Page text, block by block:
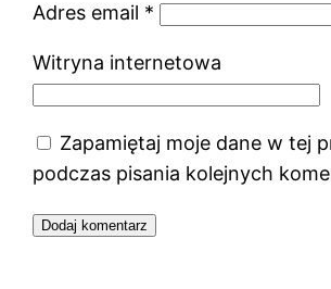
Adres email *
Witryna internetowa
Zapamiętaj moje dane w tej
podczas pisania kolejnych